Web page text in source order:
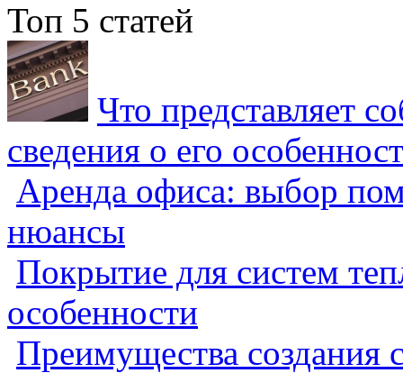
Топ 5 статей
Что представляет
сведения о его
Аренда офиса: выбор
нюансы
Покрытие для систем
особенности
Преимущества создания